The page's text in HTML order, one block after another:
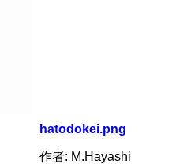
hatodokei.png
作者: M.Hayashi